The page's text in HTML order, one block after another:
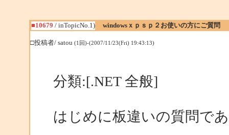
■10679 / inTopicNo.1) windowsｘｐｓｐ２お使いの方にご質問
□投稿者/ satou (1回)-(2007/11/23(Fri) 19:43:13)
分類:[.NET 全般]
はじめに板違いの質問で